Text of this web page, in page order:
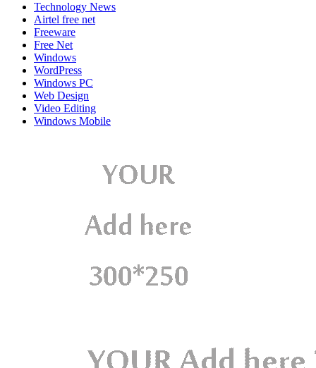
Technology News
Airtel free net
Freeware
Free Net
Windows
WordPress
Windows PC
Web Design
Video Editing
Windows Mobile